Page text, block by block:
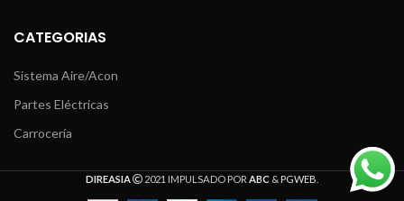
CATEGORIAS
Sistema Aire/Acon
Partes Eléctricas
Carrocería
DIREASIA 2021 IMPULSADO POR ABC &PGWEB